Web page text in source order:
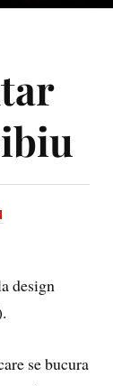
design
se bucura